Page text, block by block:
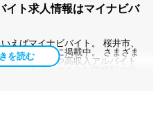
な働き方が実現可能です。 もち
ップして活躍したいと考える女
んありますよ。「Wワークとし
など、ライフスタイルにあった
かもしれません。あなたらしく
事見つけませんか？
イト求人情報はマイナビバ
えばマイナビバイト。 桜井市、
情報も豊富に掲載中。 さまざま
短期バイトや高収入アルバイト
ニ、カフェのような職種別の仕